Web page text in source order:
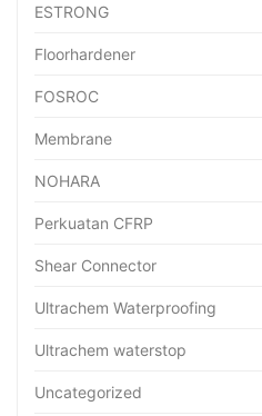
ESTRONG
Floorhardener
FOSROC
Membrane
NOHARA
Perkuatan CFRP
Shear Connector
Ultrachem Waterproofing
Ultrachem waterstop
Uncategorized